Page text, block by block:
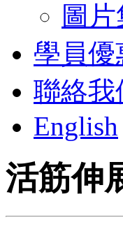
圖片
學員優
聯絡我
English
活筋伸